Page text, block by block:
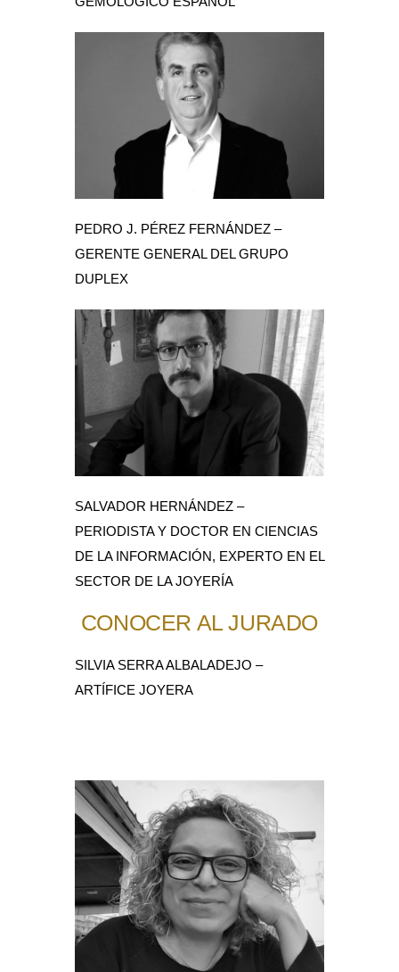
PEDRO J. PÉREZ FERNÁNDEZ –
GERENTE GENERAL DEL GRUPO
DUPLEX
SALVADOR HERNÁNDEZ –
PERIODISTA Y DOCTOR EN CIENCIAS
DE LA INFORMACIÓN, EXPERTO EN EL
SECTOR DE LA JOYERÍA
CONOCER AL JURADO
SILVIA SERRA ALBALADEJO –
ARTÍFICE JOYERA